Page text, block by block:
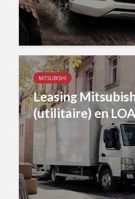
MITSUBISHI
Leasing
(utilitaire) en